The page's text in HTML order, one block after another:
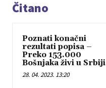
Čitano
Poznati konačni
rezultati popisa –
Preko 153.000
Bošnjaka živi u Srbiji
28. 04. 2023. 13:20